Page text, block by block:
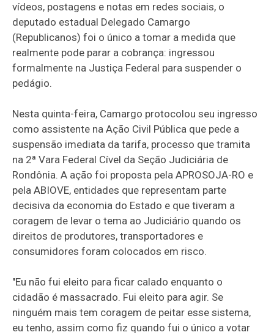
vídeos, postagens e notas em redes sociais, o
deputado estadual Delegado Camargo
(Republicanos) foi o único a tomar a medida que
realmente pode parar a cobrança: ingressou
formalmente na Justiça Federal para suspender o
pedágio.
Nesta quinta-feira, Camargo protocolou seu ingresso
como assistente na Ação Civil Pública que pede a
suspensão imediata da tarifa, processo que tramita
na 2ª Vara Federal Cível da Seção Judiciária de
Rondônia. A ação foi proposta pela APROSOJA-RO e
pela ABIOVE, entidades que representam parte
decisiva da economia do Estado e que tiveram a
coragem de levar o tema ao Judiciário quando os
direitos de produtores, transportadores e
consumidores foram colocados em risco.
"Eu não fui eleito para ficar calado enquanto o
cidadão é massacrado. Fui eleito para agir. Se
ninguém mais tem coragem de peitar esse sistema,
eu tenho, assim como fiz quando fui o único a votar